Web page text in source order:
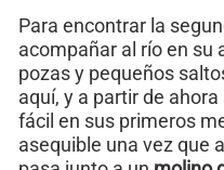
Para encontrar la
acompañar al río en su
pozas y pequeños
aquí, y a partir de
fácil en sus primeros
asequible una vez que